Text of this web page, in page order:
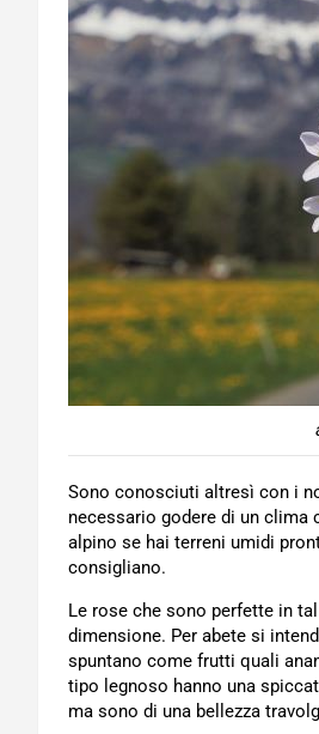
Sono conosciuti altresì con i
necessario godere di un clima
alpino se hai terreni umidi
consigliano.
Le rose che sono perfette in
dimensione. Per abete si
spuntano come frutti quali
tipo legnoso hanno una
ma sono di una bellezza